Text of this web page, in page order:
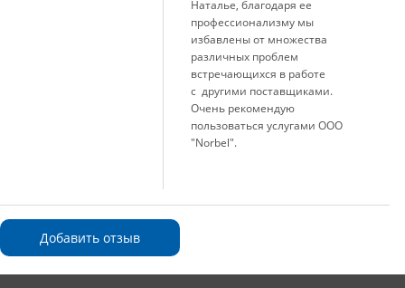
Наталье, благодаря ее
профессионализму мы
избавлены от множества
различных проблем
встречающихся в работе
с другими поставщиками.
Очень рекомендую
пользоваться услугами ООО
"Norbel".
Добавить отзыв